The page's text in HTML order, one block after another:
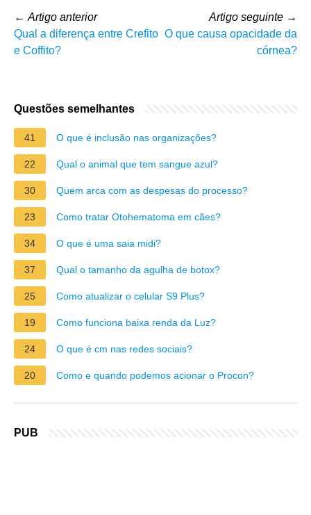
← Artigo anterior
Qual a diferença entre Crefito
e Coffito?
Artigo seguinte →
O que causa opacidade da
córnea?
Questões semelhantes
41 O que é inclusão nas organizações?
22 Qual o animal que tem sangue azul?
30 Quem arca com as despesas do processo?
23 Como tratar Otohematoma em cães?
34 O que é uma saia midi?
37 Qual o tamanho da agulha de botox?
25 Como atualizar o celular S9 Plus?
19 Como funciona baixa renda da Luz?
24 O que é cm nas redes sociais?
20 Como e quando podemos acionar o Procon?
PUB